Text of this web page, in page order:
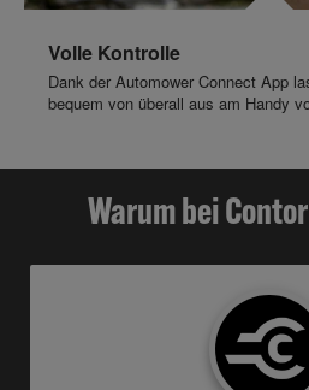
Volle Kontrolle
Dank der Automower Connect App
bequem von überall aus am Handy
Warum bei